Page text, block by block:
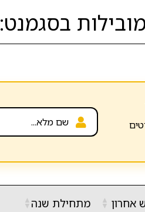
בסגמנט:
אחרון ▲
▼ מתחילת שנה▲
▼